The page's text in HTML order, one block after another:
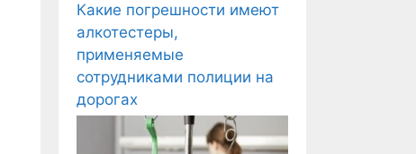
Какие погрешности имеют
алкотестеры,
применяемые
сотрудниками полиции на
дорогах